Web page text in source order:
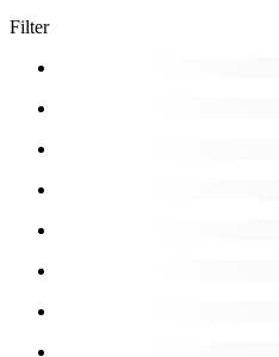
Filter